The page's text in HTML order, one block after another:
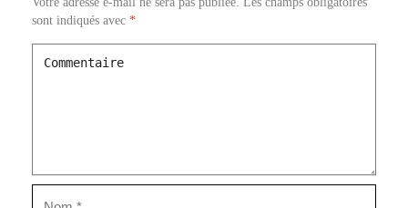
sont indiqués avec *